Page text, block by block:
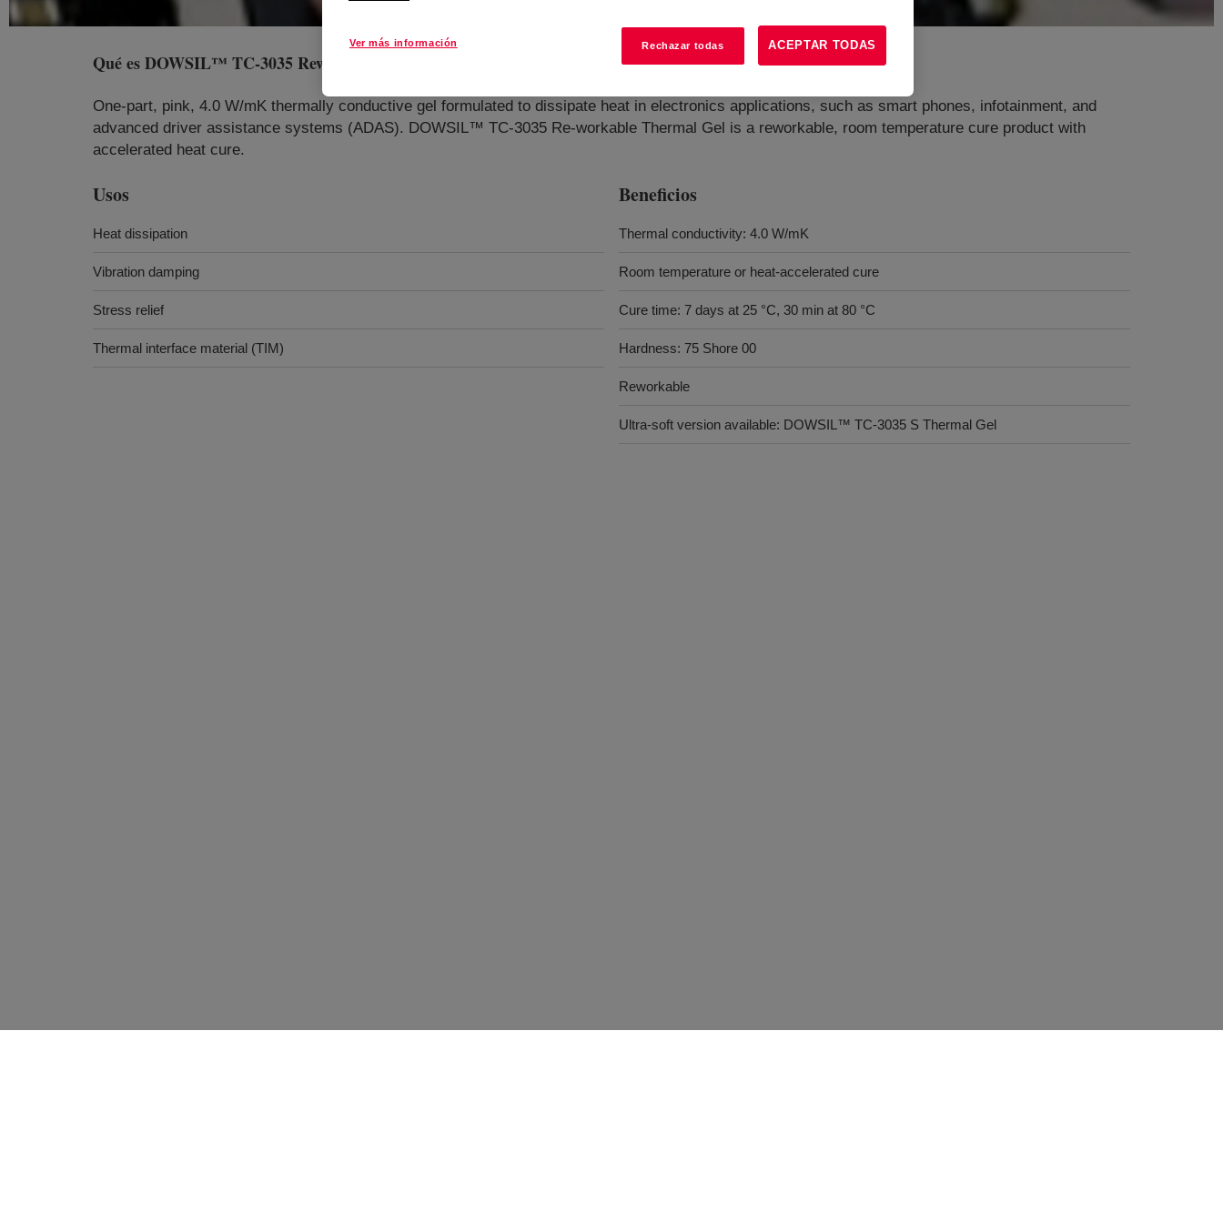
Qué esDOWSIL™ TC-3035 Reworkable Thermal Gel
One-part, pink, 4.0 W/mK thermally conductive gel formulated to dissipate heat in electronics applications, such as smart phones, infotainment, and
advanced driver assistance systems (ADAS). DOWSIL™ TC-3035 Re-workable Thermal Gel is a reworkable, room temperature cure product with
accelerated heat cure.
Usos
Heat dissipation
Vibration damping
Stress relief
Thermal interface material (TIM)
Beneficios
Thermal conductivity: 4.0 W/mK
Room temperature or heat-accelerated cure
Cure time: 7 days at 25 °C, 30 min at 80 °C
Hardness: 75 Shore 00
Reworkable
Ultra-soft version available: DOWSIL™ TC-3035 S Thermal Gel
Ver más información Rechazar todas ACEPTAR TODAS